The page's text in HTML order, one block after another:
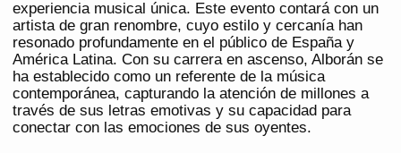
experiencia musical única. Este evento contará con un
artista de gran renombre, cuyo estilo y cercanía han
resonado profundamente en el público de España y
América Latina. Con su carrera en ascenso, Alborán se
ha establecido como un referente de la música
contemporánea, capturando la atención de millones a
través de sus letras emotivas y su capacidad para
conectar con las emociones de sus oyentes.